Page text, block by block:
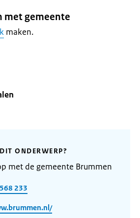
met gemeente
maken.
ONDERWERP?
met de gemeente Brummen
233